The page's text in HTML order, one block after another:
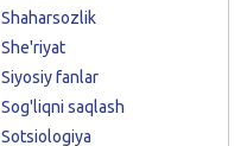
Shaharsozlik
She'riyat
Siyosiy fanlar
Sog'liqni saqlash
Sotsiologiya